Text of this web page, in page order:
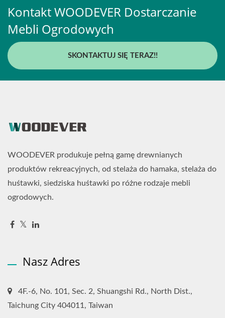
Kontakt WOODEVER Dostarczanie
Mebli Ogrodowych
SKONTAKTUJ SIĘ TERAZ!!
WOODEVER produkuje pełną gamę drewnianych
produktów rekreacyjnych, od stelaża do hamaka, stelaża do
huśtawki, siedziska huśtawki po różne rodzaje mebli
ogrodowych.
Nasz Adres
4F.-6, No. 101, Sec. 2, Shuangshi Rd., North Dist.,
Taichung City 404011, Taiwan